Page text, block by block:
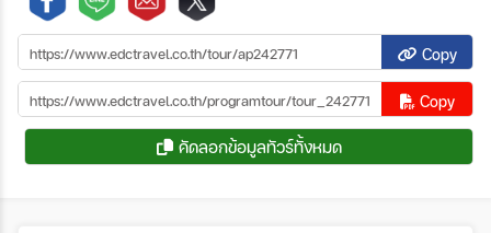
Copy
Copy
คัดลอกข้อมูลทัวร์ทั้งหมด